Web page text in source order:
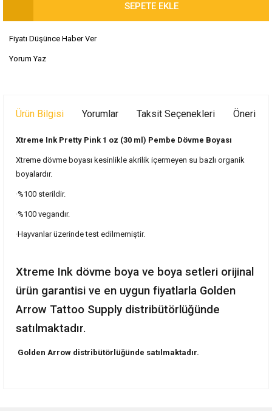
SEPETE EKLE
Fiyatı Düşünce Haber Ver
Yorum Yaz
Ürün Bilgisi Yorumlar Taksit Seçenekleri
Xtreme Ink Pretty Pink 1 oz (30 ml) Pembe Dövme Boyası
Xtreme dövme boyası kesinlikle akrilik içermeyen su bazlı organik
boyalardır.
·%100 sterildir.
·%100 vegandır.
·Hayvanlar üzerinde test edilmemiştir.
Xtreme Ink dövme boya ve boya setleri orijinal
ürün garantisi ve en uygun fiyatlarla Golden
Arrow Tattoo Supply distribütörlüğünde
satılmaktadır.
Golden Arrow distribütörlüğünde satılmaktadır.